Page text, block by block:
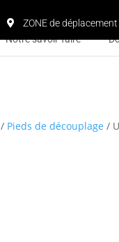
ZONE de déplacement
Notre savoir-faire
/ Pieds de découplage /